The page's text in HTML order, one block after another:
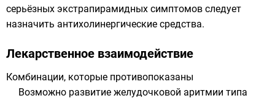
серьёзных экстрапирамидных симптомов следует
назначить антихолинергические средства.
Лекарственное взаимодействие
Комбинации, которые противопоказаны
Возможно развитие желудочковой аритмии типа